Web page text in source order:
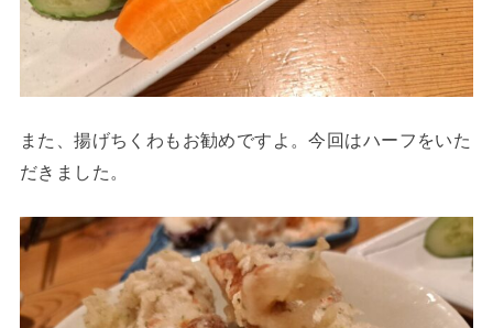
また、揚げちくわもお勧めですよ。今回はハーフをいた
だきました。